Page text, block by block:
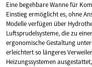
Eine begehbare Wanne für
Einstieg ermöglicht es, ohne
Modelle verfügen über
Luftsprudelsysteme, die zu
ergonomische Gestaltung
erleichtert so längeres
Heizungssystemen